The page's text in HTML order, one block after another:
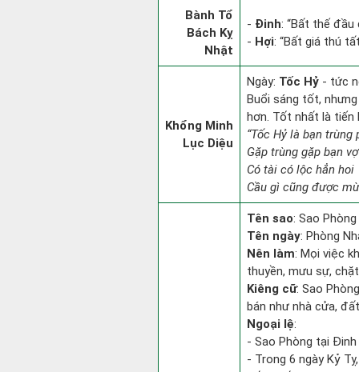
Bành Tổ
Bách Kỵ
Nhật
- Đinh: “Bất thế
- Hợi: “Bất giá thú
Khổng Minh
Lục Diệu
Ngày: Tốc Hỷ - tức
Buổi sáng tốt,
hơn. Tốt nhất là tiến
“Tốc Hỷ là bạn trùng
Gặp trùng gặp bạn
Có tài có lộc hẳn hoi
Cầu gì cũng được
Tên sao: Sao Phòng
Tên ngày: Phòng
Nên làm: Mọi việc
thuyền, mưu sự,
Kiêng cữ: Sao
bán như nhà cửa,
Ngoại lệ:
- Sao Phòng tại
- Trong 6 ngày Kỷ